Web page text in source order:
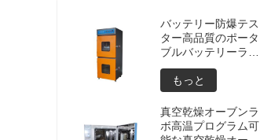
バッテリー防爆テス
ター高品質のポータ
ブルバッテリーラッ
プトップリチウムブ
ラストテスト爆発テ
スターバッテリーテ
スター製造価格
もっと
真空乾燥オーブンラ
ボ高温プログラム可